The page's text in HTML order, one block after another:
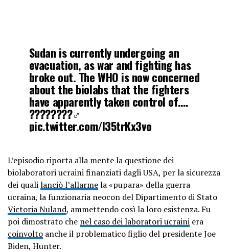
Sudan is currently undergoing an
evacuation, as war and fighting has
broke out. The WHO is now concerned
about the biolabs that the fighters
have apparently taken control of….
????????‍♂️
pic.twitter.com/l35trKx3vo
— ???????????? KC ????????????
(@KCPayTreeIt)April 25, 2023
L’episodio riporta alla mente la questione dei
biolaboratori ucraini finanziati dagli USA, per la sicurezza
dei qualilanciò l’allarmela «pupara» della guerra
ucraina, la funzionaria neocon del Dipartimento di Stato
Victoria Nuland, ammettendo così la loro esistenza. Fu
poi dimostrato che nel caso dei laboratori ucraini era
coinvolto anche il problematico figlio del presidente Joe
Biden, Hunter.